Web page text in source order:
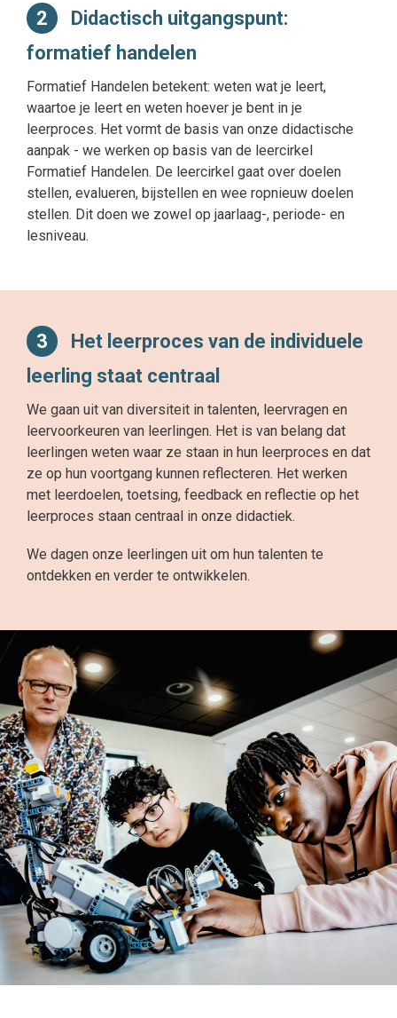
2
Didactisch uitgangspunt:
formatief handelen
Formatief Handelen betekent: weten wat je leert,
waartoe je leert en weten hoever je bent in je
leerproces. Het vormt de basis van onze didactische
aanpak - we werken op basis van de leercirkel
Formatief Handelen. De leercirkel gaat over doelen
stellen, evalueren, bijstellen en wee ropnieuw doelen
stellen. Dit doen we zowel op jaarlaag-, periode- en
lesniveau.
3
Het leerproces van de individuele
leerling staat centraal
We gaan uit van diversiteit in talenten, leervragen en
leervoorkeuren van leerlingen. Het is van belang dat
leerlingen weten waar ze staan in hun leerproces en dat
ze op hun voortgang kunnen reflecteren. Het werken
met leerdoelen, toetsing, feedback en reflectie op het
leerproces staan centraal in onze didactiek.
We dagen onze leerlingen uit om hun talenten te
ontdekken en verder te ontwikkelen.